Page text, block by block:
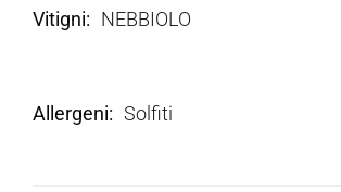
Vitigni NEBBIOLO
Allergeni Solfiti